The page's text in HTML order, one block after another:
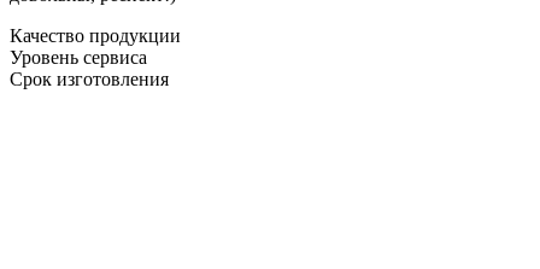
Качество продукции
Уровень сервиса
Срок изготовления